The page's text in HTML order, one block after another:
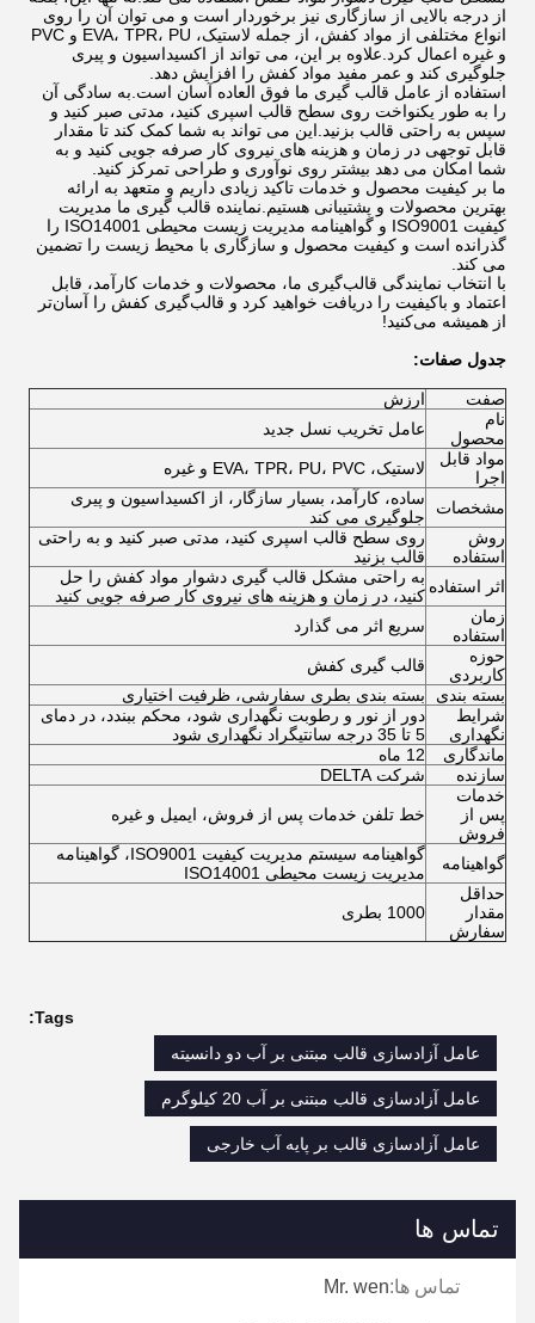
از درجه بالایی از سازگاری نیز برخوردار است و می توان آن را روی
انواع مختلفی از مواد کفش، از جمله لاستیک، EVA، TPR، PU و PVC
و غیره اعمال کرد.علاوه بر این، می تواند از اکسیداسیون و پیری
جلوگیری کند و عمر مفید مواد کفش را افزایش دهد.
استفاده از عامل قالب گیری ما فوق العاده آسان است.به سادگی آن
را به طور یکنواخت روی سطح قالب اسپری کنید، مدتی صبر کنید و
سپس به راحتی قالب بزنید.این می تواند به شما کمک کند تا مقدار
قابل توجهی در زمان و هزینه های نیروی کار صرفه جویی کنید و به
شما امکان می دهد بیشتر روی نوآوری و طراحی تمرکز کنید.
ما بر کیفیت محصول و خدمات تاکید زیادی داریم و متعهد به ارائه
بهترین محصولات و پشتیبانی هستیم.نماینده قالب گیری ما مدیریت
کیفیت ISO9001 و گواهینامه مدیریت زیست محیطی ISO14001 را
گذرانده است و کیفیت محصول و سازگاری با محیط زیست را تضمین
می کند.
با انتخاب نمایندگی قالب‌گیری ما، محصولات و خدمات کارآمد، قابل
اعتماد و باکیفیت را دریافت خواهید کرد و قالب‌گیری کفش را آسان‌تر
از همیشه می‌کنید!
جدول صفات:
صفت
ارزش
نام
محصول
عامل تخریب نسل جدید
مواد قابل
اجرا
لاستیک، EVA، TPR، PU، PVC و غیره
مشخصات
ساده، کارآمد، بسیار سازگار، از اکسیداسیون و پیری
جلوگیری می کند
روش
استفاده
روی سطح قالب اسپری کنید، مدتی صبر کنید و به راحتی
قالب بزنید
اثر استفاده به راحتی مشکل قالب گیری دشوار مواد کفش را حل
کنید، در زمان و هزینه های نیروی کار صرفه جویی کنید
زمان
استفاده
سریع اثر می گذارد
حوزه
کاربردی
قالب گیری کفش
بسته بندی
بسته بندی بطری سفارشی، ظرفیت اختیاری
شرایط
نگهداری
دور از نور و رطوبت نگهداری شود، محکم ببندد، در دمای
5 تا 35 درجه سانتیگراد نگهداری شود
ماندگاری
12 ماه
سازنده
شرکت DELTA
خدمات
پس از
فروش
خط تلفن خدمات پس از فروش، ایمیل و غیره
گواهینامه
گواهینامه سیستم مدیریت کیفیت ISO9001، گواهینامه
مدیریت زیست محیطی ISO14001
حداقل
مقدار
سفارش
1000 بطری
Tags:
عامل آزادسازی قالب مبتنی بر آب دو دانسیته
عامل آزادسازی قالب مبتنی بر آب 20 کیلوگرم
عامل آزادسازی قالب بر پایه آب خارجی
تماس ها
تماس ها:Mr. wen